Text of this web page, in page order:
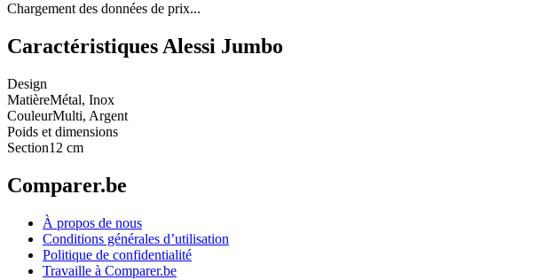
Chargement des données de prix...
Caractéristiques Alessi Jumbo
Design
MatièreMétal, Inox
CouleurMulti, Argent
Poids et dimensions
Section12 cm
Comparer.be
À propos de nous
Conditions générales d’utilisation
Politique de confidentialité
Travaille à Comparer.be